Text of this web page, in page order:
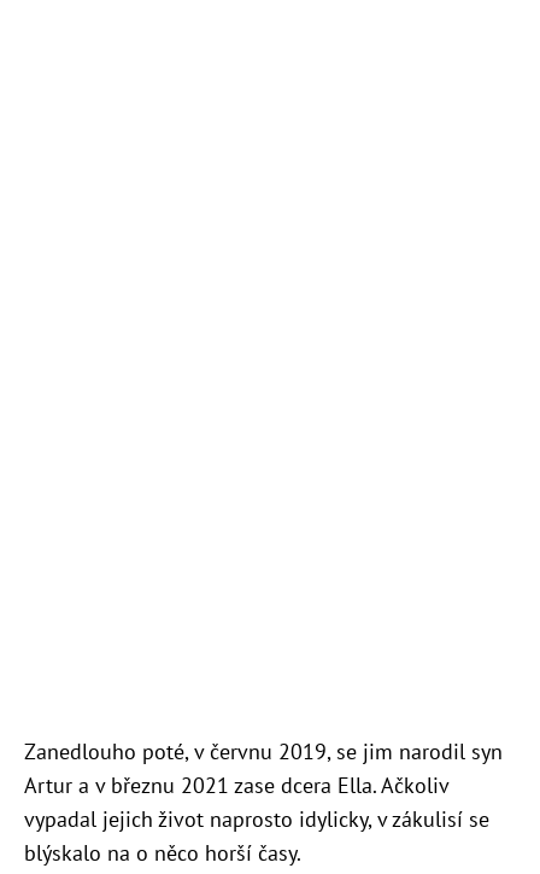
Zanedlouho poté, v červnu 2019, se jim narodil syn
Artur a v březnu 2021 zase dcera Ella. Ačkoliv
vypadal jejich život naprosto idylicky, v zákulisí se
blýskalo na o něco horší časy.